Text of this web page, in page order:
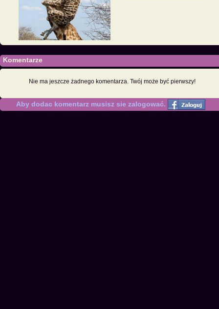
Komentarze
Nie ma jeszcze żadnego komentarza. Twój może być pierwszy!
Aby dodac komentarz musisz sie zalogować.